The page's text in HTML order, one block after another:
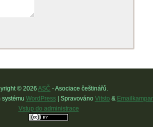
© 2026 ASČ - Asociace češtinářů.
systému WordPress| Spravováno Vitsto &
Vstup do administrace